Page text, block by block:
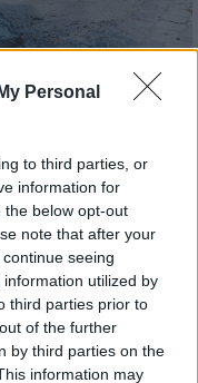
Personal
to third parties, or
information for
the below opt-out
note that after your
seeing
utilized by
third parties prior to
of the further
by third parties on the
information may
mesél –
található
valamint a közeli
híd és szobor is.
a teljesen új
építése